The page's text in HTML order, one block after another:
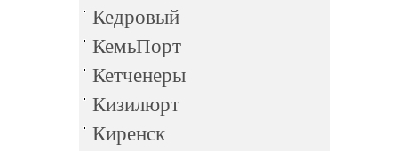
Кедровый
КемьПорт
Кетченеры
Кизилюрт
Киренск